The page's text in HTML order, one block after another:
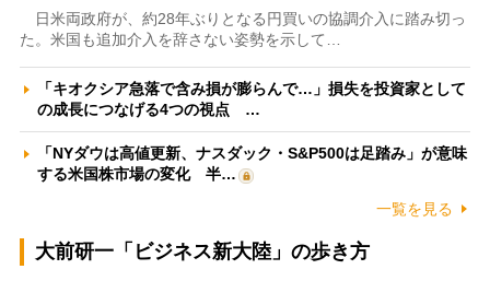
日米両政府が、約28年ぶりとなる円買いの協調介入に踏み切っ
た。米国も追加介入を辞さない姿勢を示して…
「キオクシア急落で含み損が膨らんで…」損失を投資家として
の成長につなげる4つの視点 …
「NYダウは高値更新、ナスダック・S&P500は足踏み」が意味
する米国株市場の変化 半…
一覧を見る
大前研一「ビジネス新大陸」の歩き方